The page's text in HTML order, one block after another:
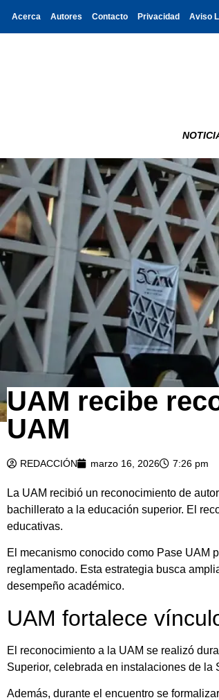
Acerca Autores Contacto Privacidad Aviso
UAM recibe
UAM
REDACCIÓN marzo 16, 2026 7:26 pm
La UAM recibió un reconocimiento de
bachillerato a la educación superior. El
educativas.
El mecanismo conocido como Pase UAM
reglamentado. Esta estrategia busca
desempeño académico.
UAM fortalece
El reconocimiento a la UAM se realizó
Superior, celebrada en instalaciones de la
Además, durante el encuentro se